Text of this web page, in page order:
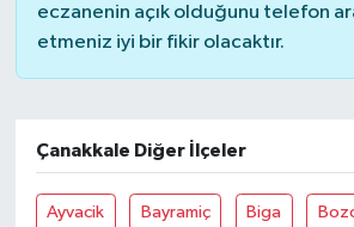
eczanenin açık olduğunu telefon
etmeniz iyi bir fikir olacaktır.
Çanakkale Diğer İlçeler
Ayvacik Bayramiç Biga